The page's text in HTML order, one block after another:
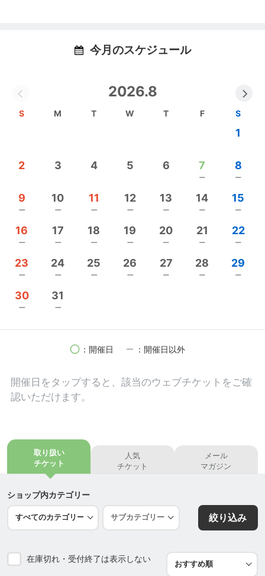
そして、自分自身が満たされることでその幸せが家
おむすびを丁寧に結ぶこと。旬の食材を味わうこ
と。発酵の力を借りること。身体が喜ぶロースイー
ツを楽しむこと。
そんな小さな積み重ねが暮らしを豊かにし、心に余
白をつくり、あなた本来の笑顔を取り戻してくれる
ではなく、情報に振り回されることなく、自分で選
あなたとご家族が、健やかに、自分らしく、そして
そんな毎日に寄り添える存在でありたいと思ってい
ます。
【屋号（教室名）に込めた想い】
◎なちゅら (natural)：
自然が持つ、偉大で優しいちからを借りて、あなた
があなたらしく、飾らずナチュラルに
美しく、可愛らしくあり続けられるよう（美ら＝沖
縄の方言）
今月のスケジュール
2026.8
S M T W T F S
1
2 3 4 5 6 7
remove
8
remove
9
remove
10
remove
11
remove
12
remove
13
remove
14
remove
15
remove
16
remove
17
remove
18
remove
19
remove
20
remove
21
remove
22
remove
23
remove
24
remove
25
remove
26
remove
27
remove
28
remove
29
remove
30
remove
31
remove
circle ：開催日 remove ：開催日以外
開催日を タップすると、該当のウェブチケットをご確
認いただけます。
取り扱い
チケット
人気
チケット
メール
マガジン
ショップ内カテゴリー
絞り込み
在庫切れ・受付終了は表示しない